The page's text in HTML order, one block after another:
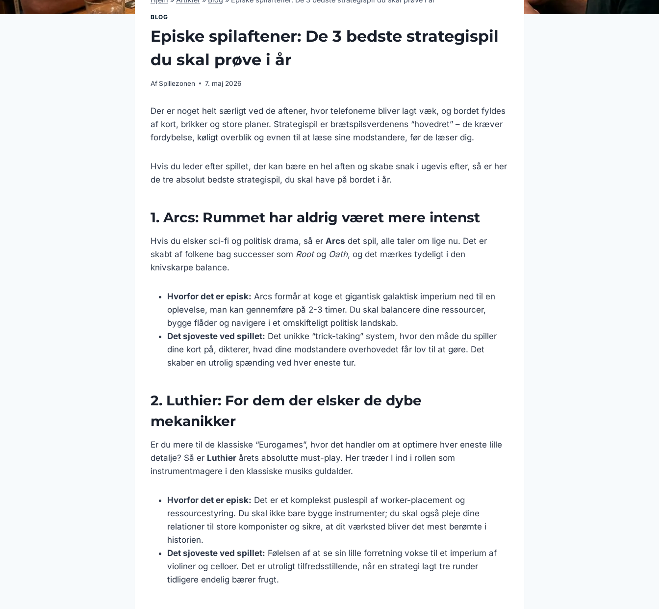
BLOG
Episke spilaftener: De 3 bedste strategispil
du skal prøve i år
Af Spillezonen 7. maj 2026
Der er noget helt særligt ved de aftener, hvor telefonerne bliver lagt væk, og bordet fyldes
af kort, brikker og store planer. Strategispil er brætspilsverdenens “hovedret” – de kræver
fordybelse, køligt overblik og evnen til at læse sine modstandere, før de læser dig.
Hvis du leder efter spillet, der kan bære en hel aften og skabe snak i ugevis efter, så er her
de tre absolut bedste strategispil, du skal have på bordet i år.
1. Arcs: Rummet har aldrig været mere intenst
Hvis du elsker sci-fi og politisk drama, så er Arcs det spil, alle taler om lige nu. Det er
skabt af folkene bag successer som Rootog Oath, og det mærkes tydeligt i den
knivskarpe balance.
Hvorfor det er episk: Arcs formår at koge et gigantisk galaktisk imperium ned til en
oplevelse, man kan gennemføre på 2-3 timer. Du skal balancere dine ressourcer,
bygge flåder og navigere i et omskifteligt politisk landskab.
Det sjoveste ved spillet: Det unikke “trick-taking” system, hvor den måde du spiller
dine kort på, dikterer, hvad dine modstandere overhovedet får lov til at gøre. Det
skaber en utrolig spænding ved hver eneste tur.
2. Luthier: For dem der elsker de dybe
mekanikker
Er du mere til de klassiske “Eurogames”, hvor det handler om at optimere hver eneste lille
detalje? Så er Luthier årets absolutte must-play. Her træder I ind i rollen som
instrumentmagere i den klassiske musiks guldalder.
Hvorfor det er episk: Det er et komplekst puslespil af worker-placement og
ressourcestyring. Du skal ikke bare bygge instrumenter; du skal også pleje dine
relationer til store komponister og sikre, at dit værksted bliver det mest berømte i
historien.
Det sjoveste ved spillet: Følelsen af at se sin lille forretning vokse til et imperium af
violiner og celloer. Det er utroligt tilfredsstillende, når en strategi lagt tre runder
tidligere endelig bærer frugt.